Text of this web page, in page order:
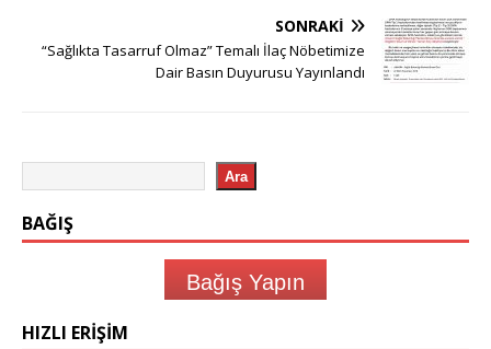
SONRAKI
“Sağlıkta Tasarruf Olmaz” Temalı İlaç Nöbetimize
Dair Basın Duyurusu Yayınlandı
Ara
BAĞIŞ
Bağış Yapın
HIZLI ERIŞIM